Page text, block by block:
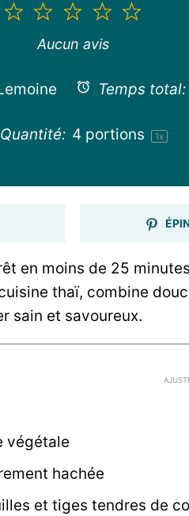
5
4
3
étoiles
2
étoiles
1
étoile
Aucun avis
Temps total:
Quantité: 4 portions 1x
en moins de 25
thaï, combine
sain et savoureux.
végétale
hachée
et tiges tendres de